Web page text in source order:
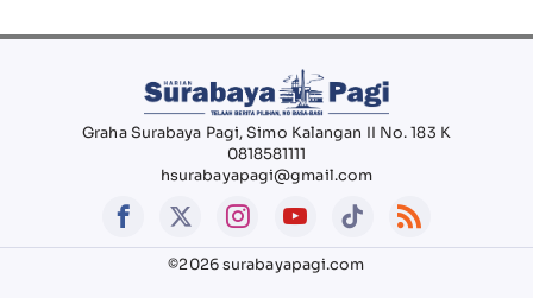
Graha Surabaya Pagi, Simo Kalangan II No. 183 K
0818581111
hsurabayapagi@gmail.com
©2026 surabayapagi.com